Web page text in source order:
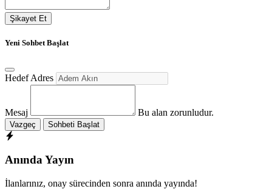
Şikayet Et
Yeni Sohbet Başlat
Hedef Adres
Mesaj Bu alan zorunludur.
Vazgeç Sohbeti Başlat
Anında Yayın
İlanlarınız, onay sürecinden sonra anında yayında!